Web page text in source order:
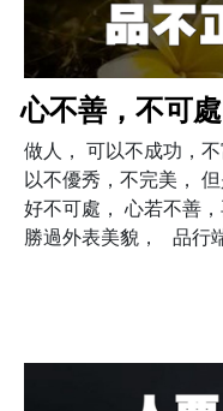
心不善，不可
做人， 可以不成功，
以不優秀，不完美，
好不可處， 心若不善
勝過外表美貌， 品行